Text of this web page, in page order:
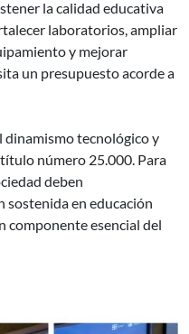
la calidad educativa
laboratorios, ampliar
y mejorar
un presupuesto acorde a
dinamismo tecnológico y
número 25.000. Para
deben
sostenida en educación
esencial del